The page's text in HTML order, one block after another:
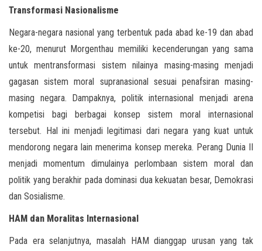
Transformasi Nasionalisme
Negara-negara nasional yang terbentuk pada abad ke-19 dan abad
ke-20, menurut Morgenthau memiliki kecenderungan yang sama
untuk mentransformasi sistem nilainya masing-masing menjadi
gagasan sistem moral supranasional sesuai penafsiran masing-
masing negara. Dampaknya, politik internasional menjadi arena
kompetisi bagi berbagai konsep sistem moral internasional
tersebut. Hal ini menjadi legitimasi dari negara yang kuat untuk
mendorong negara lain menerima konsep mereka. Perang Dunia II
menjadi momentum dimulainya perlombaan sistem moral dan
politik yang berakhir pada dominasi dua kekuatan besar, Demokrasi
dan Sosialisme.
HAM dan Moralitas Internasional
Pada era selanjutnya, masalah HAM dianggap urusan yang tak